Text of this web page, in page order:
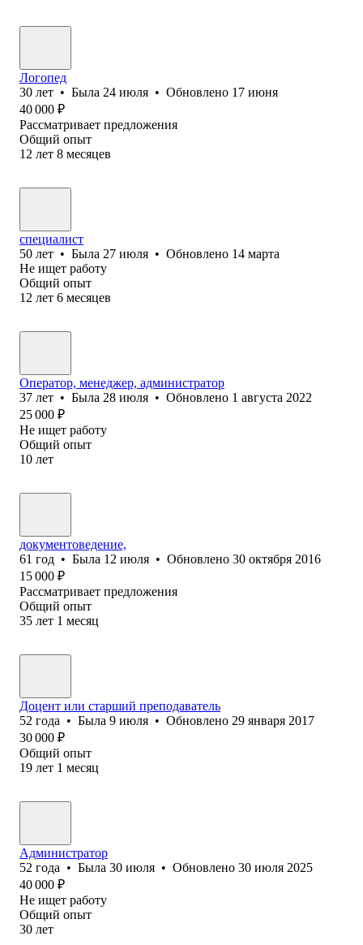
Логопед
30 лет • Была 24 июля • Обновлено 17 июня
40 000 ₽
Рассматривает предложения
Общий опыт
12 лет 8 месяцев
специалист
50 лет • Была 27 июля • Обновлено 14 марта
Не ищет работу
Общий опыт
12 лет 6 месяцев
Оператор, менеджер, администратор
37 лет • Была 28 июля • Обновлено 1 августа 2022
25 000 ₽
Не ищет работу
Общий опыт
10 лет
документоведение,
61 год • Была 12 июля • Обновлено 30 октября 2016
15 000 ₽
Рассматривает предложения
Общий опыт
35 лет 1 месяц
Доцент или старший преподаватель
52 года • Была 9 июля • Обновлено 29 января 2017
30 000 ₽
Общий опыт
19 лет 1 месяц
Администратор
52 года • Была 30 июля • Обновлено 30 июля 2025
40 000 ₽
Не ищет работу
Общий опыт
30 лет